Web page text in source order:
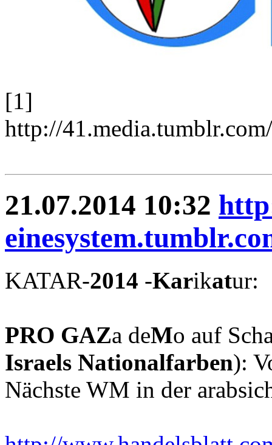
[1]
http://
21.07.2014 10:32
KATAR-2014 -Karikatur:
PRO GAZa deMo auf
Israels Nationalfarben):
Nächste WM in der